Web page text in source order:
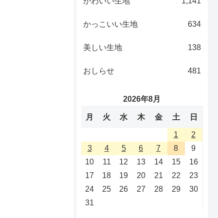
かっこいい生地 634
美しい生地 138
おしらせ 481
2026年8月
月 火 水 木 金 土 日
1
2
3
4 5 6 7 8
9
10
11 12 13 14 15
16
17
18 19 20 21 22
23
24
25 26 27 28 29
30
31